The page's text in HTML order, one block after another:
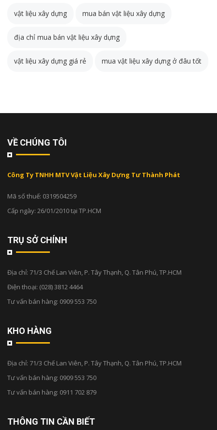
vật liệu xây dựng mua bán vật liệu xây dựng
địa chỉ mua bán vật liệu xây dựng
vật liệu xây dựng giá rẻ mua vật liệu xây dựng ở đâu tốt
VỀ CHÚNG TÔI
Công Ty TNHH MTV Vật Liệu Xây Dựng Tư Thành Phát
Mã số thuế: 0319504259
Cấp ngày: 26/01/2010 tại TP.HCM
TRỤ SỞ CHÍNH
Địa chỉ: 71/3 Chế Lan Viên, P. Tây Thạnh, Q. Tân Phú, TP.HCM
Điện thoại: (028) 3812 4464
Tư vấn bán hàng: 0909 553 750
KHO HÀNG
Địa chỉ: 71/3 Chế Lan Viên, P. Tây Thạnh, Q. Tân Phú, TP.HCM
Tư vấn bán hàng: 0909 553 750
Tư vấn bán hàng: 0911 702 879
THÔNG TIN CẦN BIẾT